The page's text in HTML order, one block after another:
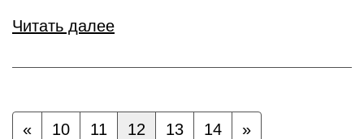
Читать далее
« 10 11 12 13 14 »